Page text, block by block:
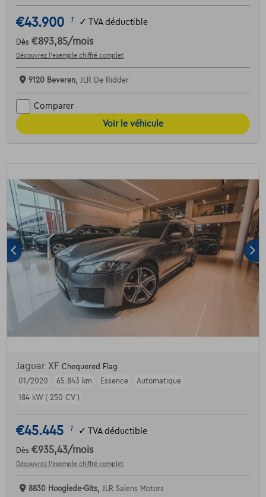
€43.900 1 ✓ TVA déductible
Dès €893,85/mois
Découvrez l’exemple chiffré complet
9120 Beveren, JLR De Ridder
Comparer
Voir le véhicule
Jaguar XF Chequered Flag
01/2020
65.843 km Essence
Automatique
184 kW ( 250 CV )
€45.445 1 ✓ TVA déductible
Dès €935,43/mois
Découvrez l’exemple chiffré complet
8830 Hooglede-Gits, JLR Salens Motors